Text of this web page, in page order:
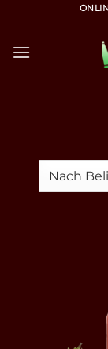
springen